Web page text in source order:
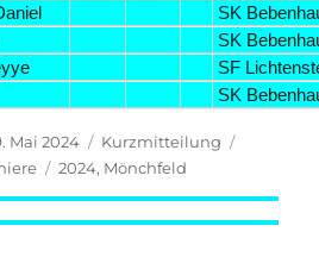
SK
SK
SF
SK
Mai 2024 Format
Kurzmitteilung
Schlagwörter
2024, Mönchfeld